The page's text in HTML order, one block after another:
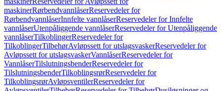
maskinerRørbendvannlåserReservedeler for
RørbendvannlåserInnfelte vannlåserReservedeler for Innfelte
vannlåserUtenpåliggende vannlåserReservedeler for Utenpåliggende
vannlåserTilkoblingerReservedeler for
TilkoblingerTilbehørAvløpssett for utslagsvaskerReservedeler for
Avløpssett for utslagsvaskerVannlåserReservedeler for
VannlåserTilslutningsbenderReservedeler for
TilslutningsbenderTilkoblingsrørReservedeler for
TilkoblingsrørAvløpsventilerReservedeler for